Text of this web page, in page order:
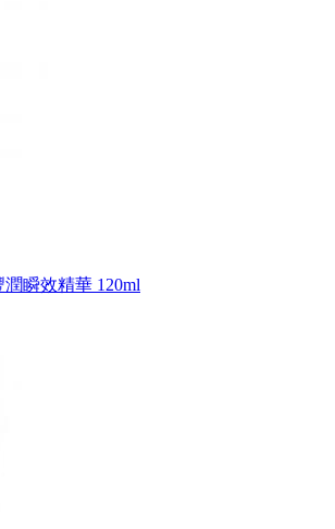
潤瞬效精華 120ml